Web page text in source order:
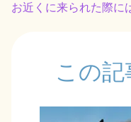
お近くに来られた際
この